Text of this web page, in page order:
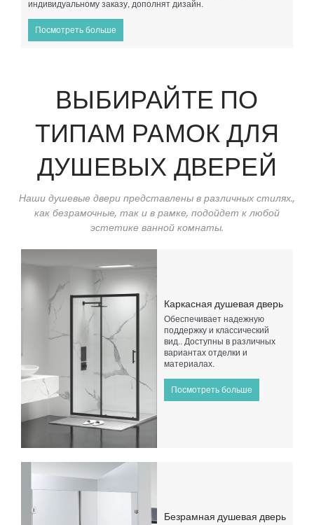
индивидуальному заказу, дополнят дизайн.
Посмотреть больше
ВЫБИРАЙТЕ ПО
ТИПАМ РАМОК ДЛЯ
ДУШЕВЫХ ДВЕРЕЙ
Наши душевые двери представлены в различных стилях.,
как безрамочные, так и в рамке, подойдет к любой
эстетике ванной комнаты.
Каркасная душевая дверь
Обеспечивает надежную
поддержку и классический
вид.. Доступны в различных
вариантах отделки и
материалах.
Посмотреть больше
Безрамная душевая дверь